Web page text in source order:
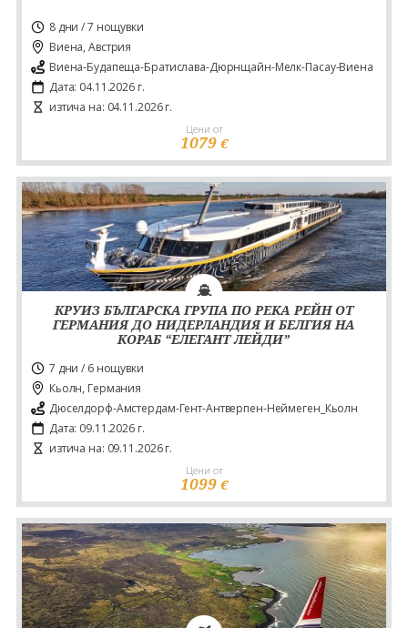
8 дни / 7 нощувки
Виена, Австрия
Виена-Будапеща-Братислава-Дюрнщайн-Мелк-Пасау-Виена
Дата: 04.11.2026 г.
изтича на: 04.11.2026 г.
Цени от
1079 €
КРУИЗ БЪЛГАРСКА ГРУПА ПО РEKA РЕЙН ОТ
ГЕРМАНИЯ ДО НИДЕРЛАНДИЯ И БЕЛГИЯ НА
КОРАБ “ЕЛЕГАНТ ЛЕЙДИ”
7 дни / 6 нощувки
Кьолн, Германия
Дюселдорф-Амстердам-Гент-Антверпен-Неймеген_Кьолн
Дата: 09.11.2026 г.
изтича на: 09.11.2026 г.
Цени от
1099 €